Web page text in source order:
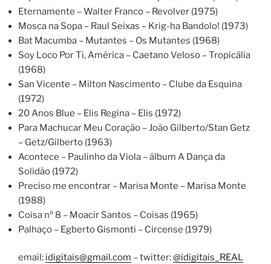
Eternamente – Walter Franco – Revolver (1975)
Mosca na Sopa – Raul Seixas – Krig-ha Bandolo! (1973)
Bat Macumba – Mutantes – Os Mutantes (1968)
Soy Loco Por Ti, América – Caetano Veloso – Tropicália
(1968)
San Vicente – Milton Nascimento – Clube da Esquina
(1972)
20 Anos Blue – Elis Regina – Elis (1972)
Para Machucar Meu Coração – João Gilberto/Stan Getz
– Getz/Gilberto (1963)
Acontece – Paulinho da Viola – álbum A Dança da
Solidão (1972)
Preciso me encontrar – Marisa Monte – Marisa Monte
(1988)
Coisa nº 8 – Moacir Santos – Coisas (1965)
Palhaço – Egberto Gismonti – Circense (1979)
email: idigitais@gmail.com – twitter:@idigitais_REAL